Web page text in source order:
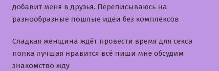
добавит меня в друзья. Переписываюсь на
разнообразные пошлые идеи без комплексов
Сладкая женщина ждёт провести время для секса
попка лучшая нравится всё пиши мне обсудим
знакомство жду